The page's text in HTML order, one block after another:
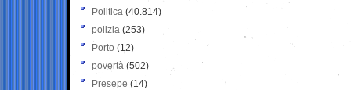
Politica (40.814)
polizia (253)
Porto (12)
povertà (502)
Presepe (14)